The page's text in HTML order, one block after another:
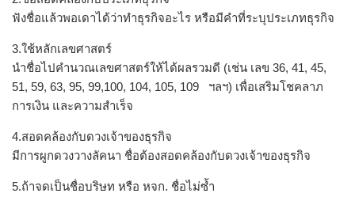
ฟังชื่อแล้วพอเดาได้ว่าทำธุรกิจอะไร หรือมีคำที่ระบุประเภทธุรกิจ
3.ใช้หลักเลขศาสตร์
นำชื่อไปคำนวณเลขศาสตร์ให้ได้ผลรวมดี (เช่น เลข 36, 41, 45,
51, 59, 63, 95, 99,100, 104, 105, 109 ฯลฯ) เพื่อเสริมโชคลาภ
การเงิน และความสำเร็จ
4.สอดคล้องกับดวงเจ้าของธุรกิจ
มีการผูกดวงวางลัคนา ชื่อต้องสอดคล้องกับดวงเจ้าของธุรกิจ
5.ถ้าจดเป็นชื่อบริษท หรือ หจก. ชื่อไม่ซ้ำ